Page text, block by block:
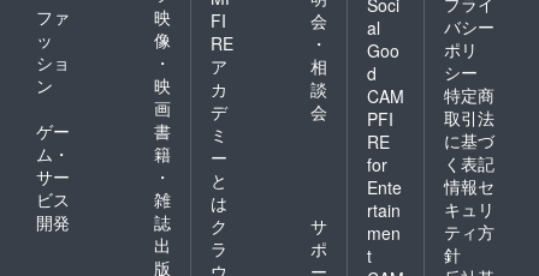
ファ
ッ
ショ
ン
映
像
・
映
画
ゲー
ム・
サー
ビス
開発
書
籍
・
雑
誌
出
版
FI
RE
ア
カ
デ
ミ
ー
と
は
会
・
相
談
会
ク
ラ
ウ
サ
ポ
ー
al
Goo
d
CAM
PFI
RE
for
Ente
rtain
men
t
バシー
ポリ
シー
特定商
取引法
に基づ
く表記
情報セ
キュリ
ティ方
針